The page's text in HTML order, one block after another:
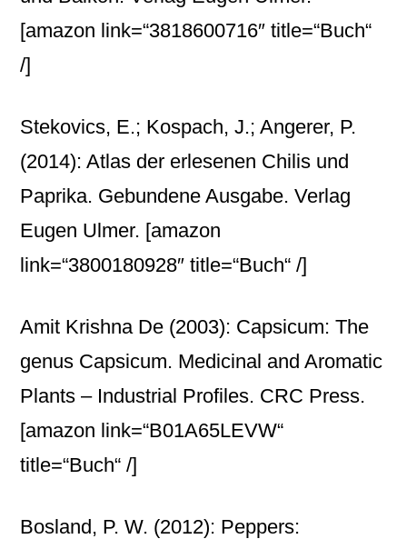
[amazon link=“3818600716″ title=“Buch“
/]
Stekovics, E.; Kospach, J.; Angerer, P.
(2014): Atlas der erlesenen Chilis und
Paprika. Gebundene Ausgabe. Verlag
Eugen Ulmer. [amazon
link=“3800180928″ title=“Buch“ /]
Amit Krishna De (2003): Capsicum: The
genus Capsicum. Medicinal and Aromatic
Plants – Industrial Profiles. CRC Press.
[amazon link=“B01A65LEVW“
title=“Buch“ /]
Bosland, P. W. (2012): Peppers: